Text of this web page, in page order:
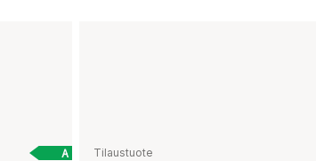
A Tilaustuote